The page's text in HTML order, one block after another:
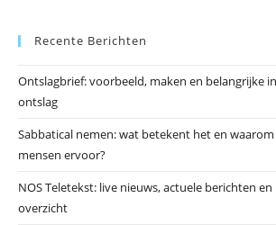
Recente Berichten
Ontslagbrief: voorbeeld, maken en belangrijke
ontslag
Sabbatical nemen: wat betekent het en
mensen ervoor?
NOS Teletekst: live nieuws, actuele berichten
overzicht